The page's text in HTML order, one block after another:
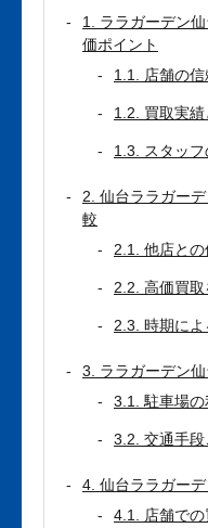
1. ララガーデン
価ポイント
1.1. 店舗の信
1.2. 買取実
1.3. スタッフ
2. 仙台ララガー
較
2.1. 他店と
2.2. 高価買
2.3. 時期に
3. ララガーデン
3.1. 駐車場
3.2. 交通手
4. 仙台ララガー
4.1. 店舗で